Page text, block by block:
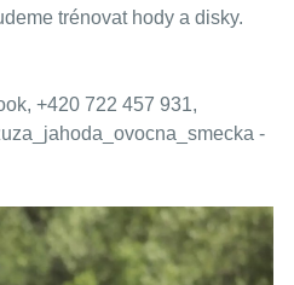
trénovat hody a disky.
+420 722 457 931,
-